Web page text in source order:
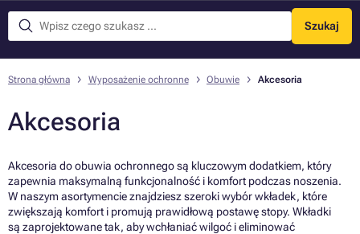
Szukaj
Menu
Strona główna Wyposażenie ochronne Obuwie Akcesoria
Akcesoria
Akcesoria do obuwia ochronnego są kluczowym dodatkiem, który
zapewnia maksymalną funkcjonalność i komfort podczas noszenia.
W naszym asortymencie znajdziesz szeroki wybór wkładek, które
zwiększają komfort i promują prawidłową postawę stopy. Wkładki
są zaprojektowane tak, aby wchłaniać wilgoć i eliminować